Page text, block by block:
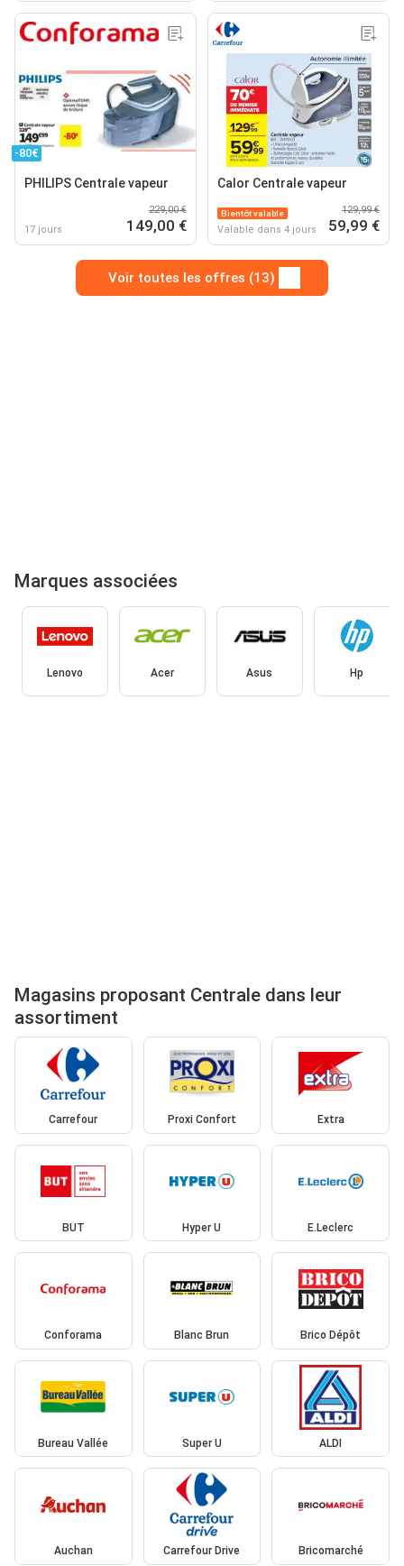
-80€
PHILIPS Centrale vapeur
17 jours
229,00 €
149,00 €
Calor Centrale vapeur
Bientôt valable
Valable dans 4 jours
129,99 €
59,99 €
Voir toutes les offres (13)
Marques associées
Lenovo Acer Asus Hp
Magasins proposant Centrale dans leur
assortiment
Carrefour Proxi Confort Extra
BUT Hyper U E.Leclerc
Conforama Blanc Brun Brico Dépôt
Bureau Vallée Super U ALDI
Auchan Carrefour Drive Bricomarché